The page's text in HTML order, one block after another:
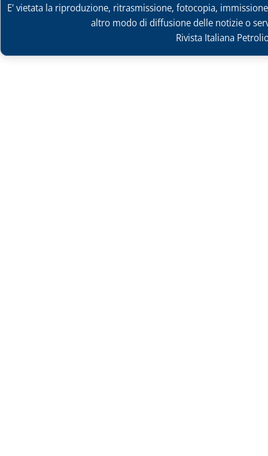
E' vietata la riproduzione, ritrasmissione, fotocopia,
altro modo di diffusione delle notizie o
Rivista Italiana